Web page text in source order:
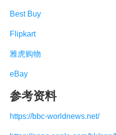
Best Buy
Flipkart
雅虎购物
eBay
参考资料
https://bbc-worldnews.net/